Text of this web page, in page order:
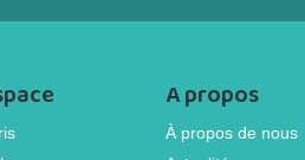
A propos
À propos de nous